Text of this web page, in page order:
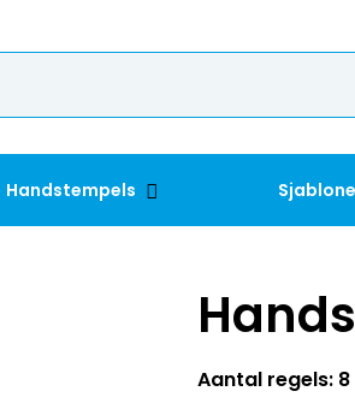
Handstempels
Aantal regels: